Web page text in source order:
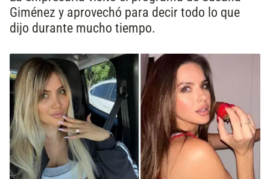
Giménez y aprovechó para decir todo lo que
dijo durante mucho tiempo.